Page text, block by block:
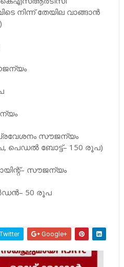
നിന്ന് തേയില വാങ്ങാൻ
പ്രവേശനം സൗജന്യം
പെഡൽ ബോട്ട്– 150 രൂപ)
സൗജന്യം
50 രൂപ
Google+